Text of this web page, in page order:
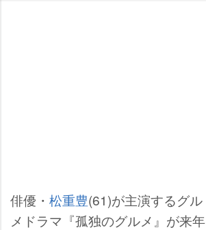
俳優・ 松重豊(61)が主演するグル
メドラマ『孤独のグルメ』が来年